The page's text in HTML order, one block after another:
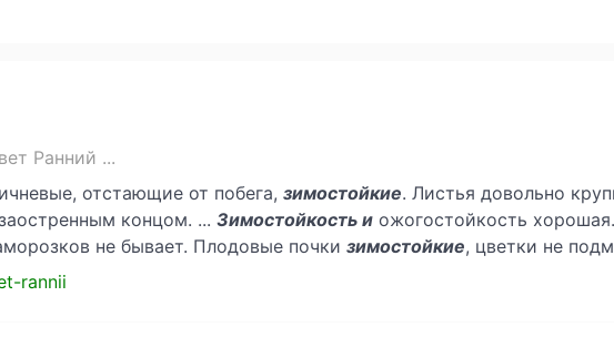
Ранний ...
отстающие от побега, зимостойкие. Листья довольно
концом. ... Зимостойкость и ожогостойкость
не бывает. Плодовые почки зимостойкие, цветки не
rannii